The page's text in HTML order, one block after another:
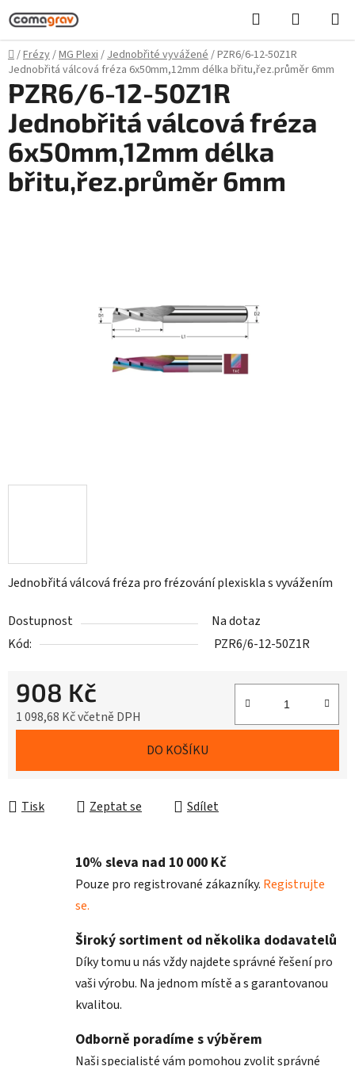
Přejít
na
obsah
Hledat
KOŠÍK
Domů
/Frézy/MG Plexi/Jednobřité vyvážené/PZR6/6-12-50Z1R
Jednobřitá válcová fréza 6x50mm,12mm délka břitu,řez.průměr 6mm
Jednobřitá válcová fréza pro frézování plexiskla s vyvážením
Dostupnost
Na dotaz
Kód:
PZR6/6-12-50Z1R
908 Kč
1 098,68 Kč včetně DPH
DO KOŠÍKU
Tisk Zeptat se Sdílet
PZR6/6-12-50Z1R
Jednobřitá válcová fréza
6x50mm,12mm délka
břitu,řez.průměr 6mm
10% sleva nad 10 000 Kč
Pouze pro registrované zákazníky. Registrujte
se.
Široký sortiment od několika dodavatelů
Díky tomu u nás vždy najdete správné řešení pro
vaši výrobu. Na jednom místě a s garantovanou
kvalitou.
Odborně poradíme s výběrem
Naši specialisté vám pomohou zvolit správné